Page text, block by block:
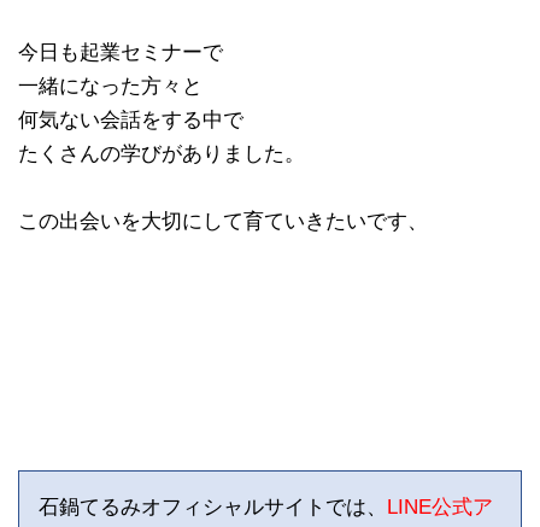
今日も起業セミナーで
一緒になった方々と
何気ない会話をする中で
たくさんの学びがありました。
この出会いを大切にして育ていきたいです、
石鍋てるみオフィシャルサイトでは、 LINE公式ア